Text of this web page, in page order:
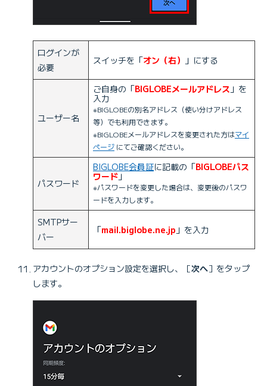
ログインが
必要
スイッチを「オン（右） 」にする
ユーザー名
ご自身の「BIGLOBEメールアドレス 」を
入力
※BIGLOBEの別名アドレス（使い分けアドレス
等）でも利用できます。
※BIGLOBEメールアドレスを変更された方はマイ
ページ にてご確認ください。
パスワード
BIGLOBE会員証に記載の「BIGLOBEパス
ワード 」
※パスワードを変更した場合は、変更後のパスワ
ードを入力します。
SMTPサー
バー
「mail.biglobe.ne.jp 」を入力
アカウントのオプション設定を選択し、［次へ］をタップ
します。